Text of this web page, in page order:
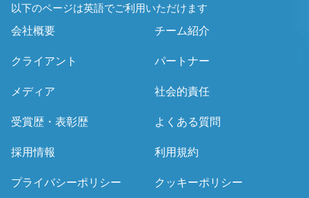
以下のページは英語でご利用いただけます
会社概要
チーム紹介
クライアント パートナー
メディア 社会的責任
受賞歴・表彰歴 よくある質問
採用情報 利用規約
プライバシーポリシー クッキーポリシー